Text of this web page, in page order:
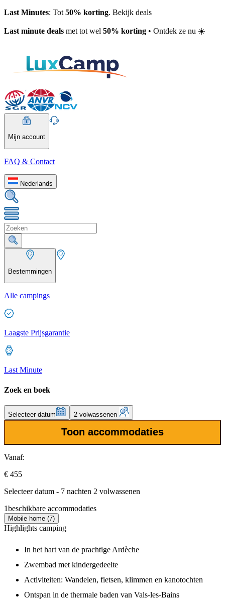
Last Minutes: Tot 50% korting. Bekijk deals
Last minute deals met tot wel 50% korting • Ontdek ze nu ☀️
Mijn account
FAQ & Contact
Nederlands
Bestemmingen
Alle campings
Laagste Prijsgarantie
Last Minute
Zoek en boek
Selecteer datum 2 volwassenen
Toon accommodaties
Vanaf:
€ 455
Selecteer datum - 7 nachten 2 volwassenen
1beschikbare accommodaties
Mobile home (7)
Highlights camping
In het hart van de prachtige Ardèche
Zwembad met kindergedeelte
Activiteiten: Wandelen, fietsen, klimmen en kanotochten
Ontspan in de thermale baden van Vals-les-Bains